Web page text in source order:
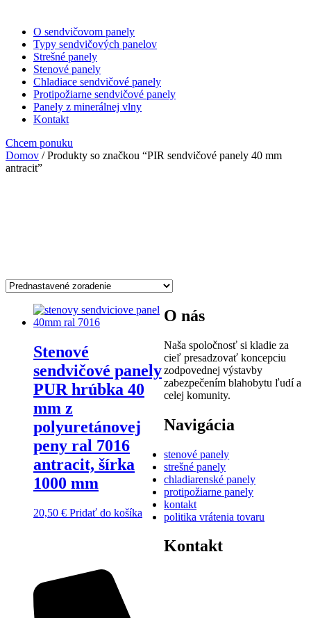
O sendvičovom panely
Typy sendvičových panelov
Strešné panely
Stenové panely
Chladiace sendvičové panely
Protipožiarne sendvičové panely
Panely z minerálnej vlny
Kontakt
Chcem ponuku
Domov / Produkty so značkou “PIR sendvičové panely 40 mm
antracit”
Stenové
sendvičové panely
PUR hrúbka 40
mm z
polyuretánovej
peny ral 7016
antracit, šírka
1000 mm
20,50 € Pridať do košíka
O nás
Naša spoločnosť si kladie za
cieľ presadzovať koncepciu
zodpovednej výstavby
zabezpečením blahobytu ľudí a
celej komunity.
Navigácia
stenové panely
strešné panely
chladiarenské panely
protipožiarne panely
kontakt
politika vrátenia tovaru
Kontakt